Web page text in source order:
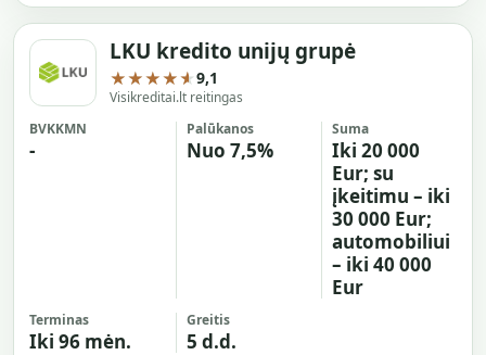
LKU kredito unijų grupė
★★★★★9,1
Visikreditai.lt reitingas
BVKKMN
-
Palūkanos
Nuo 7,5%
Suma
Iki 20 000
Eur; su
įkeitimu – iki
30 000 Eur;
automobiliui
– iki 40 000
Eur
Terminas
Iki 96 mėn.
Greitis
5 d.d.